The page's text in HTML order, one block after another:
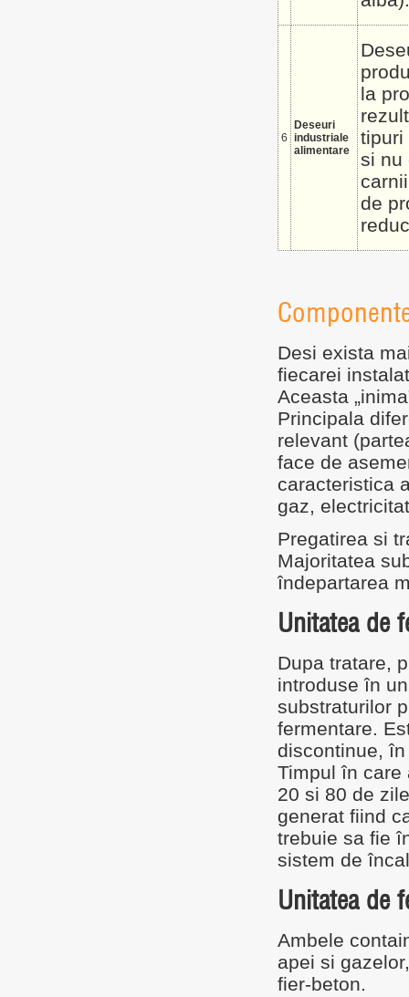
6
Deseuri
industriale
alimentare
la
tipuri
si nu
de
Desi exista
fiecarei
Aceasta
Principala
relevant
face de
caracteristica
gaz,
Pregatirea si
Majoritatea
îndepartarea
Unitatea de
Dupa tratare,
introduse în
substraturilor
fermentare.
discontinue,
Timpul în care
20 si 80 de
generat fiind
trebuie sa fie
sistem de
Unitatea de
Ambele
apei si
fier-beton.